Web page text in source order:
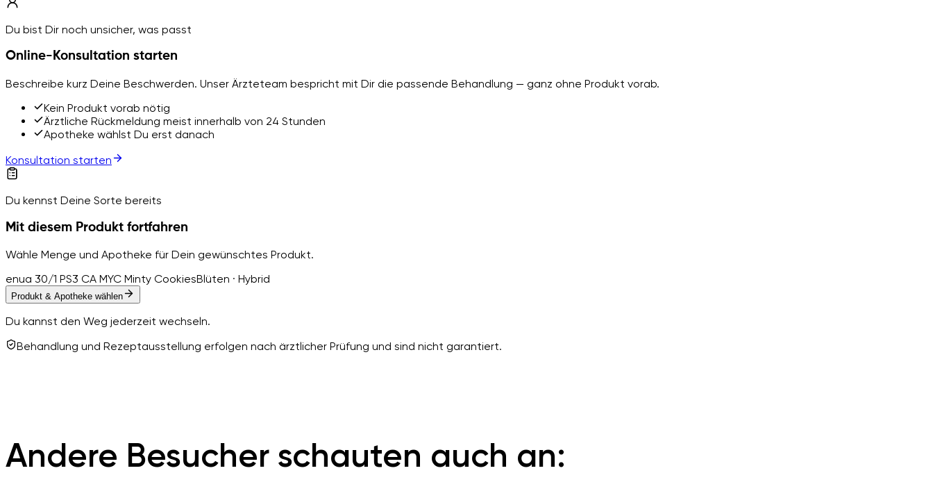
Du bist Dir noch unsicher, was passt
Online-Konsultation starten
Beschreibe kurz Deine Beschwerden. Unser Ärzteteam bespricht mit Dir die passende Behandlung — ganz ohne Produkt vorab.
Kein Produkt vorab nötig
Ärztliche Rückmeldung meist innerhalb von 24 Stunden
Apotheke wählst Du erst danach
Konsultation starten
Du kennst Deine Sorte bereits
Mit diesem Produkt fortfahren
Wähle Menge und Apotheke für Dein gewünschtes Produkt.
enua 30/1 PS3 CA MYC Minty CookiesBlüten · Hybrid
Produkt & Apotheke wählen
Du kannst den Weg jederzeit wechseln.
Behandlung und Rezeptausstellung erfolgen nach ärztlicher Prüfung und sind nicht garantiert.
Andere Besucher schauten auch an: